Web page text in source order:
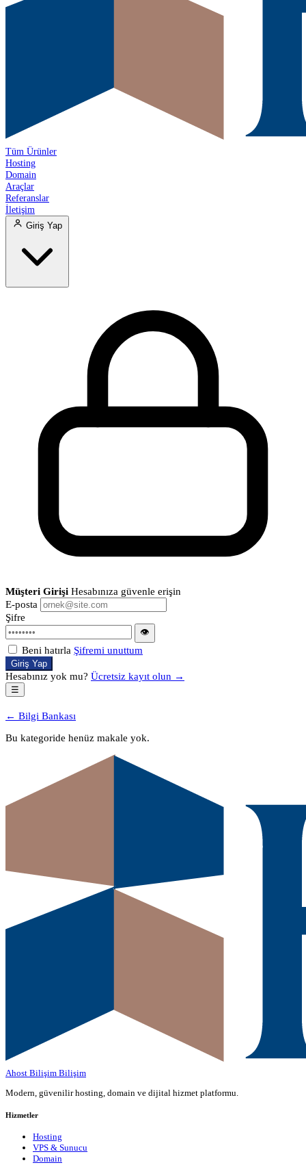
Tüm Ürünler
Hosting
Domain
Araçlar
Referanslar
İletişim
Giriş Yap
Müşteri Girişi Hesabınıza güvenle erişin
E-posta
Şifre
👁
Beni hatırla Şifremi unuttum
Giriş Yap
Hesabınız yok mu? Ücretsiz kayıt olun →
☰
← Bilgi Bankası
Bu kategoride henüz makale yok.
Ahost Bilişim Bilişim
Modern, güvenilir hosting, domain ve dijital hizmet platformu.
Hizmetler
Hosting
VPS & Sunucu
Domain